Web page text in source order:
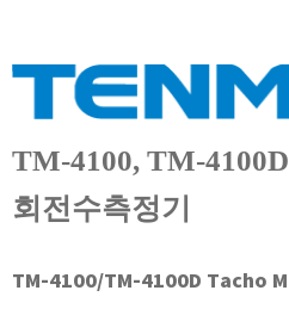
INFICON
INSMARK
IRROMETER
KASUGA
KORNO
TM-4100, TM-
회전수측정기
TM-4100/TM-4100D Tacho